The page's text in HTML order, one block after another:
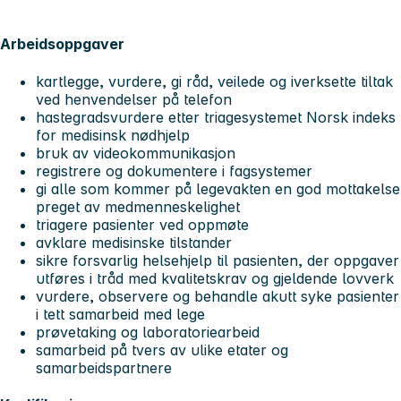
Arbeidsoppgaver
kartlegge, vurdere, gi råd, veilede og iverksette tiltak
ved henvendelser på telefon
hastegradsvurdere etter triagesystemet Norsk indeks
for medisinsk nødhjelp
bruk av videokommunikasjon
registrere og dokumentere i fagsystemer
gi alle som kommer på legevakten en god mottakelse
preget av medmenneskelighet
triagere pasienter ved oppmøte
avklare medisinske tilstander
sikre forsvarlig helsehjelp til pasienten, der oppgaver
utføres i tråd med kvalitetskrav og gjeldende lovverk
vurdere, observere og behandle akutt syke pasienter
i tett samarbeid med lege
prøvetaking og laboratoriearbeid
samarbeid på tvers av ulike etater og
samarbeidspartnere